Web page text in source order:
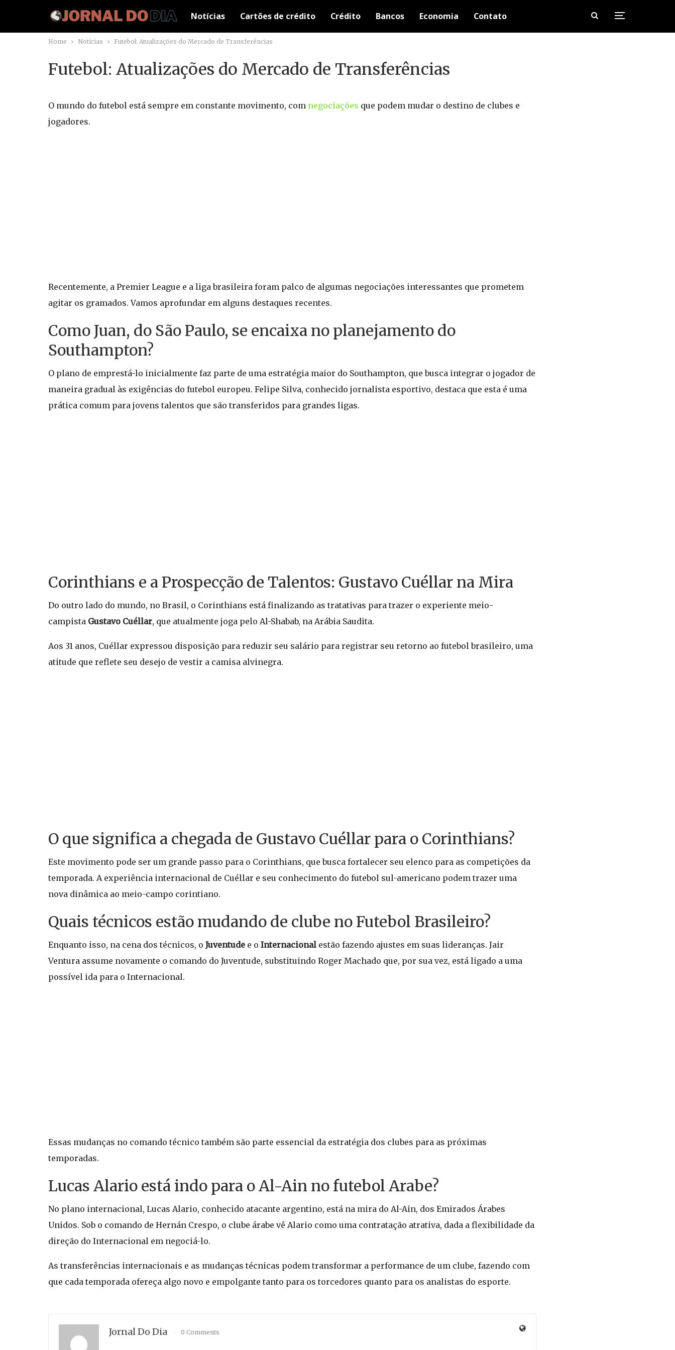
Notícias Cartões de crédito Crédito Bancos Economia Contato
Home Notícias Futebol: Atualizações do Mercado de Transferências
Futebol: Atualizações do Mercado de Transferências
O mundo do futebol está sempre em constante movimento, com negociações que podem mudar o destino de clubes e
jogadores.
Recentemente, a Premier League e a liga brasileira foram palco de algumas negociações interessantes que prometem
agitar os gramados. Vamos aprofundar em alguns destaques recentes.
Como Juan, do São Paulo, se encaixa no planejamento do
Southampton?
O plano de emprestá-lo inicialmente faz parte de uma estratégia maior do Southampton, que busca integrar o jogador de
maneira gradual às exigências do futebol europeu. Felipe Silva, conhecido jornalista esportivo, destaca que esta é uma
prática comum para jovens talentos que são transferidos para grandes ligas.
Corinthians e a Prospecção de Talentos: Gustavo Cuéllar na Mira
Do outro lado do mundo, no Brasil, o Corinthians está finalizando as tratativas para trazer o experiente meio-
campista Gustavo Cuéllar, que atualmente joga pelo Al-Shabab, na Arábia Saudita.
Aos 31 anos, Cuéllar expressou disposição para reduzir seu salário para registrar seu retorno ao futebol brasileiro, uma
atitude que reflete seu desejo de vestir a camisa alvinegra.
O que significa a chegada de Gustavo Cuéllar para o Corinthians?
Este movimento pode ser um grande passo para o Corinthians, que busca fortalecer seu elenco para as competições da
temporada. A experiência internacional de Cuéllar e seu conhecimento do futebol sul-americano podem trazer uma
nova dinâmica ao meio-campo corintiano.
Quais técnicos estão mudando de clube no Futebol Brasileiro?
Enquanto isso, na cena dos técnicos, o Juventude e o Internacional estão fazendo ajustes em suas lideranças. Jair
Ventura assume novamente o comando do Juventude, substituindo Roger Machado que, por sua vez, está ligado a uma
possível ida para o Internacional.
Essas mudanças no comando técnico também são parte essencial da estratégia dos clubes para as próximas
temporadas.
Lucas Alario está indo para o Al-Ain no futebol Arabe?
No plano internacional, Lucas Alario, conhecido atacante argentino, está na mira do Al-Ain, dos Emirados Árabes
Unidos. Sob o comando de Hernán Crespo, o clube árabe vê Alario como uma contratação atrativa, dada a flexibilidade da
direção do Internacional em negociá-lo.
As transferências internacionais e as mudanças técnicas podem transformar a performance de um clube, fazendo com
que cada temporada ofereça algo novo e empolgante tanto para os torcedores quanto para os analistas do esporte.
Jornal Do Dia 0 Comments